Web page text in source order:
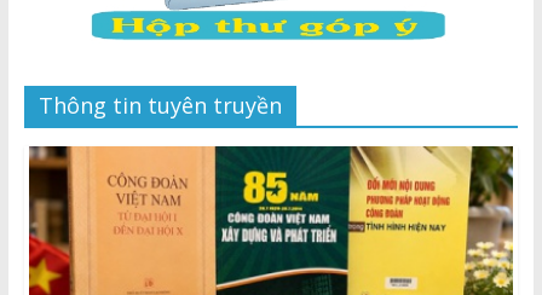
Thông tin tuyên truyền